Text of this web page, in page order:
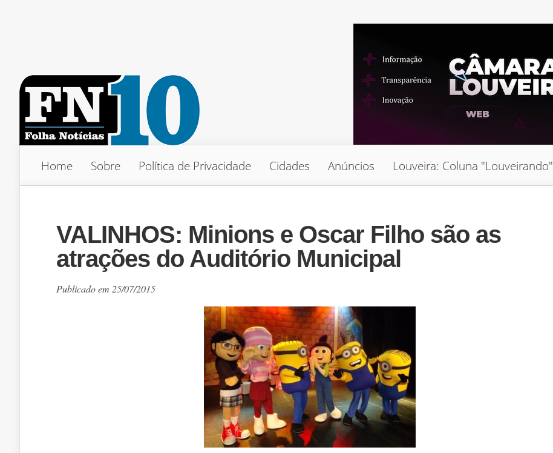
Home Sobre Política de Privacidade Cidades Anúncios Louveira: Coluna "Louveirando"
VALINHOS: Minions e Oscar Filho são as
atrações do Auditório Municipal
Publicado em 25/07/2015